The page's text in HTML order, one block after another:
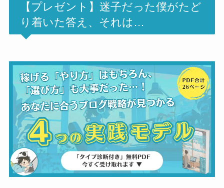
【プレゼント】迷子だった僕がたど
り着いた答え、それは…